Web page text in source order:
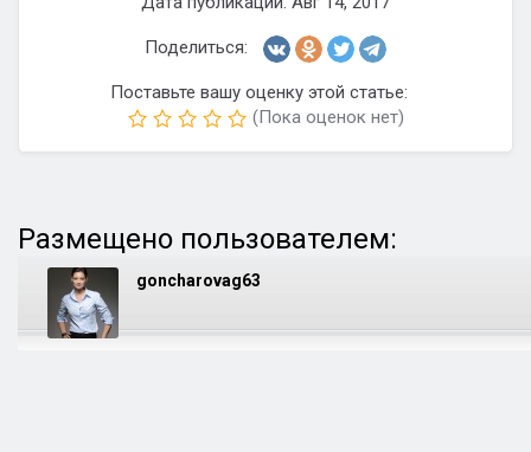
Поделиться:
Поставьте вашу оценку этой статье:
(Пока оценок нет)
Размещено пользователем:
goncharovag63